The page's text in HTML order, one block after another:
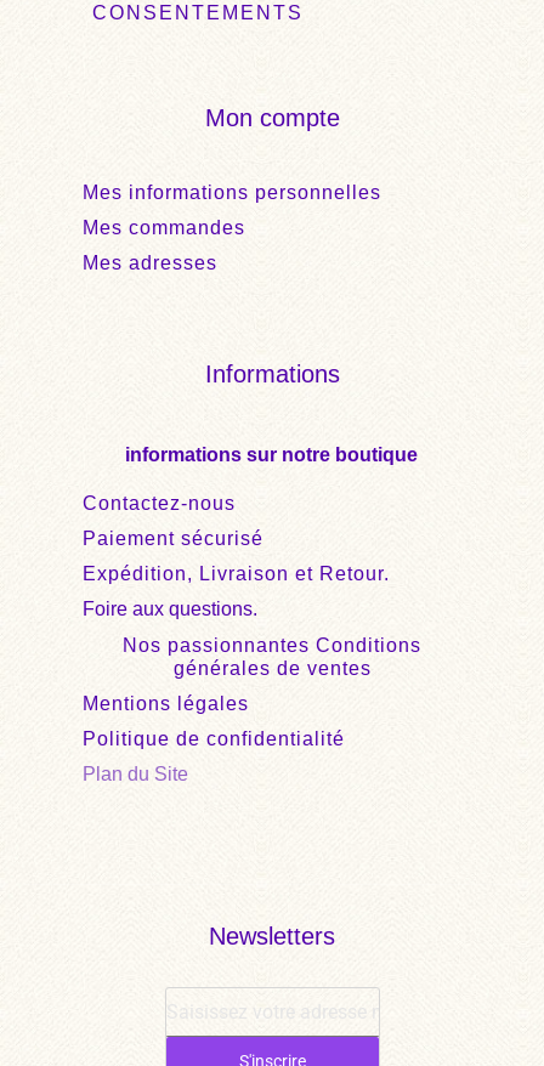
CONSENTEMENTS
Mon compte
Mes informations personnelles
Mes commandes
Mes adresses
Informations
informations sur notre boutique
Contactez-nous
Paiement sécurisé
Expédition, Livraison et Retour.
Foire aux questions.
Nos passionnantes Conditions
générales de ventes
Mentions légales
Politique de confidentialité
Plan du Site
Newsletters
S'inscrire